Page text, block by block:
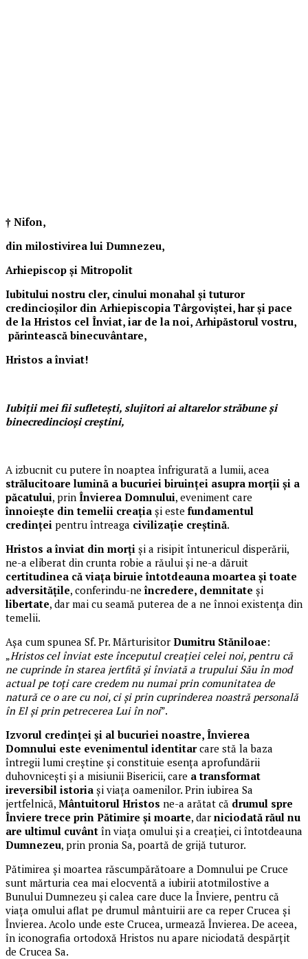
† Nifon,
din milostivirea lui Dumnezeu,
Arhiepiscop și Mitropolit
Iubitului nostru cler, cinului monahal și tuturor
credincioșilor din Arhiepiscopia Târgoviștei, har și pace
de la Hristos cel Înviat, iar de la noi, Arhipăstorul vostru,
părintească binecuvântare,
Hristos a înviat!
Iubiții mei fii sufletești, slujitori ai altarelor străbune și
binecredincioși creștini,
A izbucnit cu putere în noaptea înfrigurată a lumii, acea
strălucitoare lumină a bucuriei biruinței asupra morții și a
păcatului, prin Învierea Domnului, eveniment care
înnoiește din temelii creația și este fundamentul
credinței pentru întreaga civilizație creștină.
Hristos a înviat din morți și a risipit întunericul disperării,
ne-a eliberat din crunta robie a răului și ne-a dăruit
certitudinea că viața biruie întotdeauna moartea și toate
adversitățile, conferindu-ne încredere, demnitate și
libertate, dar mai cu seamă puterea de a ne înnoi existența din
temelii.
Așa cum spunea Sf. Pr. Mărturisitor Dumitru Stăniloae:
„Hristos cel înviat este începutul creaţiei celei noi, pentru că
ne cuprinde în starea jertfită şi înviată a trupului Său în mod
actual pe toţi care credem nu numai prin comunitatea de
natură ce o are cu noi, ci şi prin cuprinderea noastră personală
în El şi prin petrecerea Lui în noi”.
Izvorul credinței și al bucuriei noastre, Învierea
Domnului este evenimentul identitarcare stă la baza
întregii lumi creștine și constituie esența aprofundării
duhovnicești și a misiunii Bisericii, care a transformat
ireversibil istoria și viața oamenilor. Prin iubirea Sa
jertfelnică, Mântuitorul Hristos ne-a arătat că drumul spre
Înviere trece prin Pătimire și moarte, dar niciodată răul nu
are ultimul cuvânt în viața omului și a creației, ci întotdeauna
Dumnezeu, prin pronia Sa, poartă de grijă tuturor.
Pătimirea și moartea răscumpărătoare a Domnului pe Cruce
sunt mărturia cea mai elocventă a iubirii atotmilostive a
Bunului Dumnezeu și calea care duce la Înviere, pentru că
viața omului aflat pe drumul mântuirii are ca reper Crucea și
Învierea. Acolo unde este Crucea, urmează Învierea. De aceea,
în iconografia ortodoxă Hristos nu apare niciodată despărțit
de Crucea Sa.